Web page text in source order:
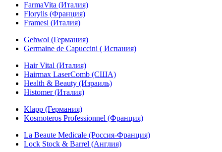
FarmaVita (Италия)
Florylis (Франция)
Framesi (Италия)
Gehwol (Германия)
Germaine de Capuccini ( Испания)
Hair Vital (Италия)
Hairmax LaserComb (США)
Health & Beauty (Израиль)
Histomer (Италия)
Klapp (Германия)
Kosmoteros Professionnel (Франция)
La Beaute Medicale (Россия-Франция)
Lock Stock & Barrel (Англия)